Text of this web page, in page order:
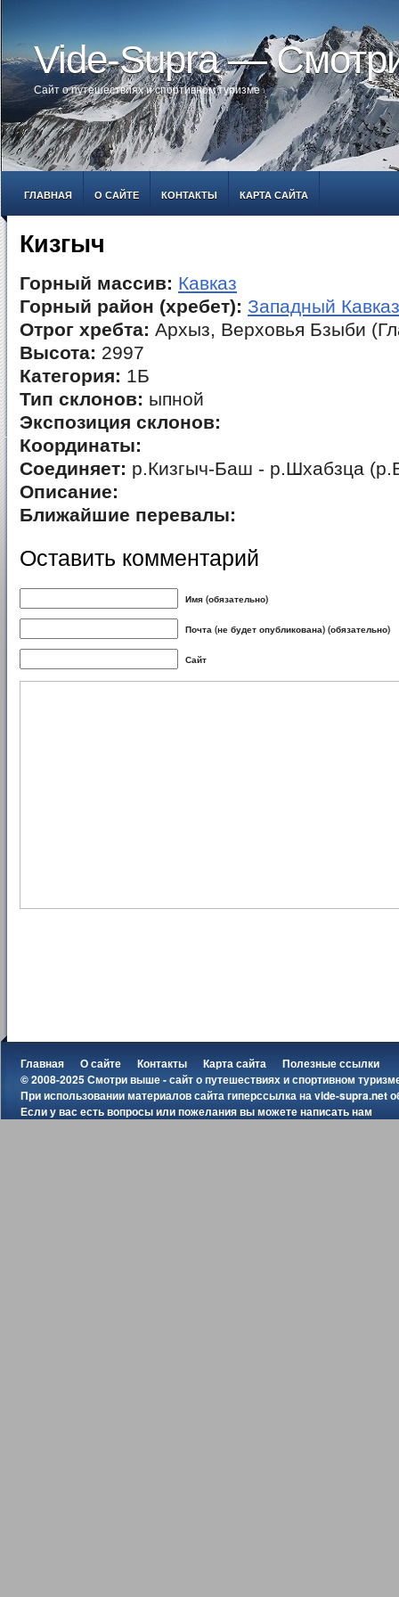
Vide-Supra —
Сайт о путешествиях и спортивном туризме
ГЛАВНАЯ О САЙТЕ КОНТАКТЫ КАРТА САЙТА
Кизгыч
Горный массив: Кавказ
Горный район (хребет): Западный Кавказ
Отрог хребта: Архыз, Верховья Бзыби
Высота: 2997
Категория: 1Б
Тип склонов: ыпной
Экспозиция склонов:
Координаты:
Соединяет: р.Кизгыч-Баш - р.Шхабзца
Описание:
Ближайшие перевалы:
Оставить комментарий
Имя (обязательно)
Почта (не будет опубликована) (обязательно)
Сайт
Главная О сайте Контакты Карта сайта
Полезные ссылки
© 2008-2025 Смотри выше - сайт о путешествиях и спортивном
При использовании материалов сайта гиперссылка наvide-supra.net
Если у вас есть вопросы или пожелания вы можетенаписать нам